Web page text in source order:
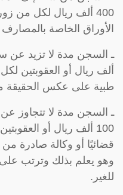
400 ألف ريال لكل من
الأوراق الخاصة بالمصارف
ألف ريال أو العقوبتين
طبية على عكس الحقيقة
ـ السجن مدة لا تتجاوز
100 ألف ريال أو
قضائيًا أو وكالة صادرة
وهو يعلم بذلك وترتب
للغير.